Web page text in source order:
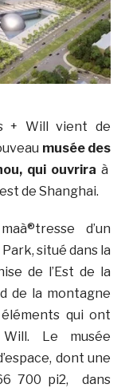
+ Will vient de
musée des
qui ouvriraà
de Shanghai.
d’un
situé dans la
de l’Est de la
de la montagne
qui ont
Le musée
dont une
700 pi2, dans